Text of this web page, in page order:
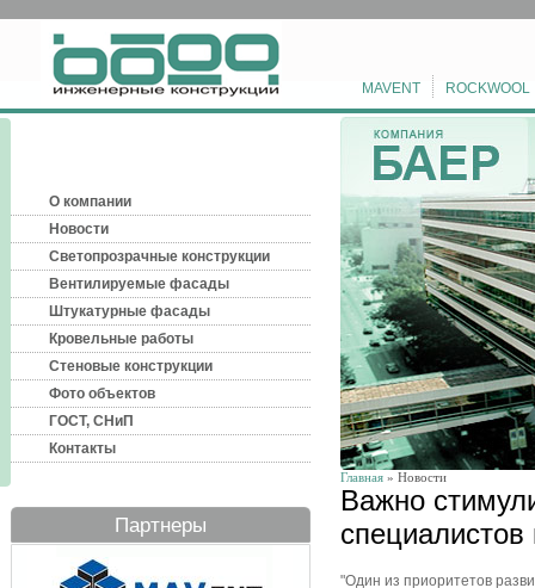
MAVENT ROCKWOOL
О компании
Новости
Светопрозрачные конструкции
Вентилируемые фасады
Штукатурные фасады
Кровельные работы
Стеновые конструкции
Фото объектов
ГОСТ, СНиП
Контакты
Партнеры
Главная » Новости
Важно
"Один из приоритетов